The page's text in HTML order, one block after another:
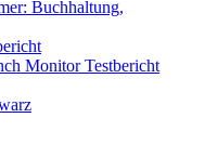
Buchhaltung,
Monitor Testbericht